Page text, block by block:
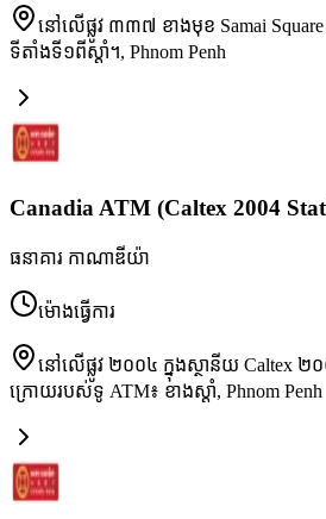
នៅលើផ្លូវ ៣៣៧ ខាងមុខ Samai Square
ទីតាំងទី១ពីស្តាំ។, Phnom Penh
Canadia ATM (Caltex 2004
ធនាគារ កាណាឌីយ៉ា
ម៉ោងធ្វើការ
នៅលើផ្លូវ ២០០៤ ក្នុងស្ថានីយ Caltex ២០
ក្រោយរបស់ទូ ATM៖ ខាងស្តាំ, Phnom Penh